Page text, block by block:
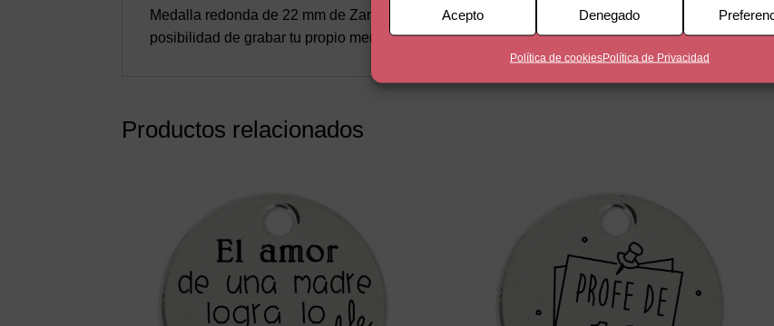
Acepto Denegado
Política de cookiesPolítica de Privacidad
Medalla redonda de 22 mm de Zamak con un baño de plata de 5 micras. Una cara está
posibilidad de grabar tu propio mensaje en la otra cara de la medalla.
Productos relacionados